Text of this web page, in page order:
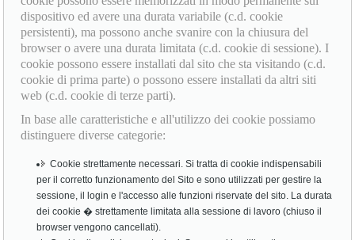
dispositivo ed avere una durata variabile (c.d. cookie
persistenti), ma possono anche svanire con la chiusura del
browser o avere una durata limitata (c.d. cookie di sessione). I
cookie possono essere installati dal sito che sta visitando (c.d.
cookie di prima parte) o possono essere installati da altri siti
web (c.d. cookie di terze parti).
In base alle caratteristiche e all'utilizzo dei cookie possiamo
distinguere diverse categorie:
Cookie strettamente necessari. Si tratta di cookie indispensabili
per il corretto funzionamento del Sito e sono utilizzati per gestire la
sessione, il login e l'accesso alle funzioni riservate del sito. La durata
dei cookie � strettamente limitata alla sessione di lavoro (chiuso il
browser vengono cancellati).